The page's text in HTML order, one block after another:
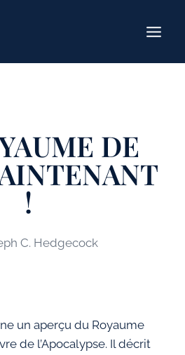
DE
!
C. Hedgecock
un aperçu du Royaume
de l’Apocalypse. Il décrit